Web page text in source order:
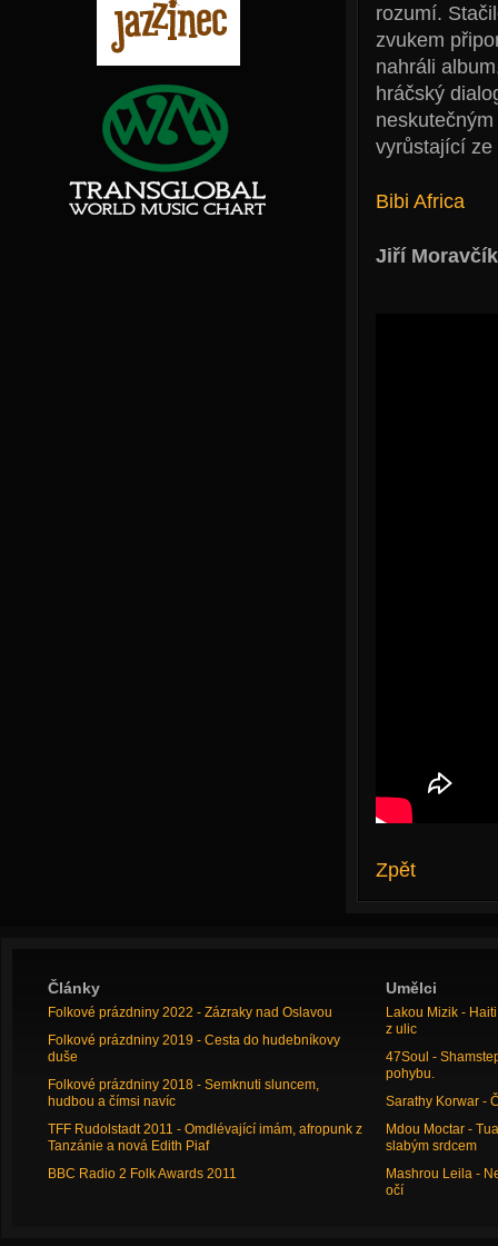
rozumí.
zvukem
nahráli
hráčský
vyrůstající ze
Bibi Africa
Jiří Moravčík
Zpět
Články
Folkové prázdniny 2022 - Zázraky nad Oslavou
Folkové prázdniny 2019 - Cesta do hudebníkovy
duše
Folkové prázdniny 2018 - Semknuti sluncem,
hudbou a čímsi navíc
TFF Rudolstadt 2011 - Omdlévající imám, afropunk z
Tanzánie a nová Edith Piaf
BBC Radio 2 Folk Awards 2011
Umělci
Lakou Mizik -
z ulic
47Soul -
pohybu.
Sarathy Korwar -
Mdou Moctar -
slabým srdcem
Mashrou Leila -
očí